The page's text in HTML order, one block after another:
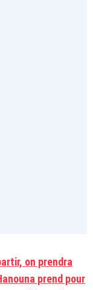
on prendra
prend pour